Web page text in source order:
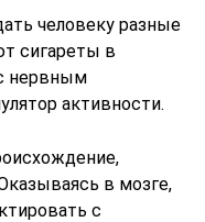
человеку разные
сигареты в
нервным
активности.
в мозге,
с